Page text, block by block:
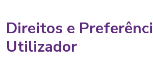
Direitos e
Utilizador